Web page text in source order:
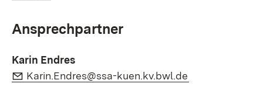
Ansprechpartner
Karin Endres
E-Mail:
Karin.Endres@ssa-kuen.kv.bwl.de